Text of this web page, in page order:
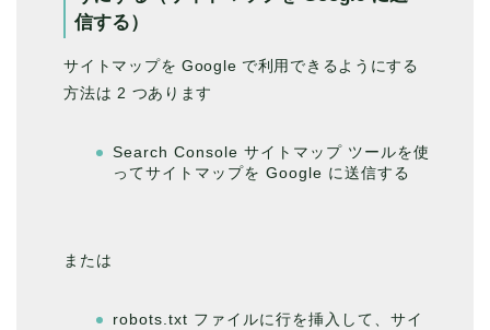
信する）
サイトマップを Google で利用できるようにする
方法は 2 つあります
Search Console サイトマップ ツールを使
ってサイトマップを Google に送信する
または
robots.txt ファイルに行を挿入して、サイ